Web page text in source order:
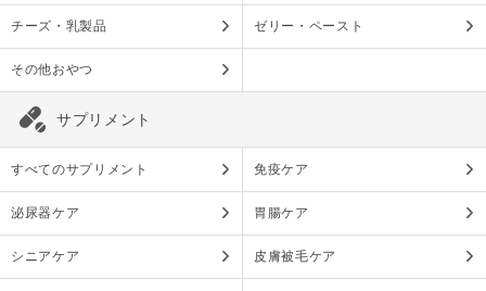
チーズ・乳製品 ゼリー・ペースト
その他おやつ
サプリメント
すべてのサプリメント 免疫ケア
泌尿器ケア 胃腸ケア
シニアケア 皮膚被毛ケア